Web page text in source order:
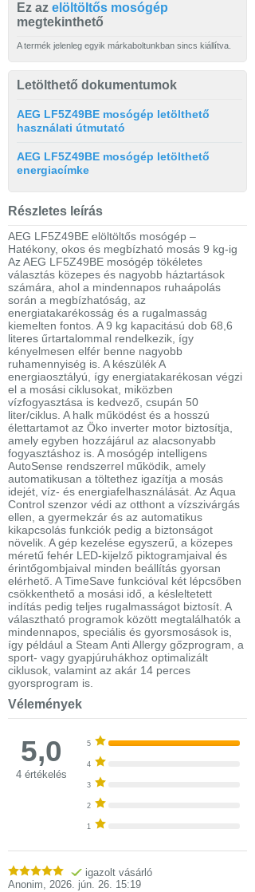
Ez az elöltöltős mosógép
megtekinthető
A termék jelenleg egyik márkaboltunkban sincs kiállítva.
Letölthető dokumentumok
AEG LF5Z49BE mosógép letölthető
használati útmutató
AEG LF5Z49BE mosógép letölthető
energiacímke
Részletes leírás
AEG LF5Z49BE elöltöltős mosógép –
Hatékony, okos és megbízható mosás 9 kg-ig
Az AEG LF5Z49BE mosógép tökéletes
választás közepes és nagyobb háztartások
számára, ahol a mindennapos ruhaápolás
során a megbízhatóság, az
energiatakarékosság és a rugalmasság
kiemelten fontos. A 9 kg kapacitású dob 68,6
literes űrtartalommal rendelkezik, így
kényelmesen elfér benne nagyobb
ruhamennyiség is. A készülék A
energiaosztályú, így energiatakarékosan végzi
el a mosási ciklusokat, miközben
vízfogyasztása is kedvező, csupán 50
liter/ciklus. A halk működést és a hosszú
élettartamot az Öko inverter motor biztosítja,
amely egyben hozzájárul az alacsonyabb
fogyasztáshoz is. A mosógép intelligens
AutoSense rendszerrel működik, amely
automatikusan a töltethez igazítja a mosás
idejét, víz- és energiafelhasználását. Az Aqua
Control szenzor védi az otthont a vízszivárgás
ellen, a gyermekzár és az automatikus
kikapcsolás funkciók pedig a biztonságot
növelik. A gép kezelése egyszerű, a közepes
méretű fehér LED-kijelző piktogramjaival és
érintőgombjaival minden beállítás gyorsan
elérhető. A TimeSave funkcióval két lépcsőben
csökkenthető a mosási idő, a késleltetett
indítás pedig teljes rugalmasságot biztosít. A
választható programok között megtalálhatók a
mindennapos, speciális és gyorsmosások is,
így például a Steam Anti Allergy gőzprogram, a
sport- vagy gyapjúruhákhoz optimalizált
ciklusok, valamint az akár 14 perces
gyorsprogram is.
Vélemények
5,0
4 értékelés
5
4
3
2
1
igazolt vásárló
Anonim, 2026. jún. 26. 15:19